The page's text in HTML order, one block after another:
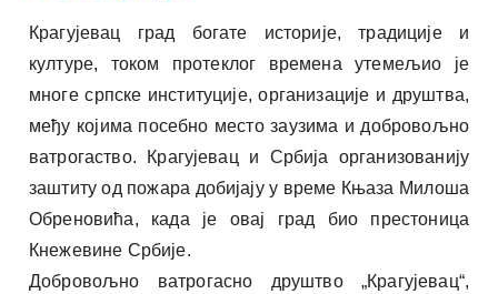
Крагујевац град богате историје, традиције и
културе, током протеклог времена утемељио је
многе српске институције, организације и друштва,
међу којима посебно место заузима и добровољно
ватрогаство. Крагујевац и Србија организованију
заштиту од пожара добијају у време Књаза Милоша
Обреновића, када је овај град био престоница
Кнежевине Србије.
Добровољно ватрогасно друштво „Крагујевац“,